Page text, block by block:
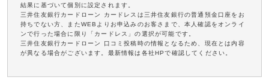
結果に基づいて個別に設定されます。
三井住友銀行カードローン カードレスは三井住友銀行の普通預金口座をお
持ちでない方、またWEBよりお申込みのお客さまで、本人確認をオンライ
ンで行った場合に限り「カードレス」の選択が可能です。
三井住友銀行カードローン 口コミ投稿時の情報となるため、現在とは内容
が異なる場合がございます。最新情報は各社HPで確認してください。